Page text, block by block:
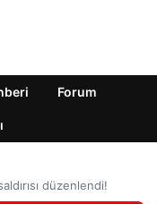
Forum
düzenlendi!